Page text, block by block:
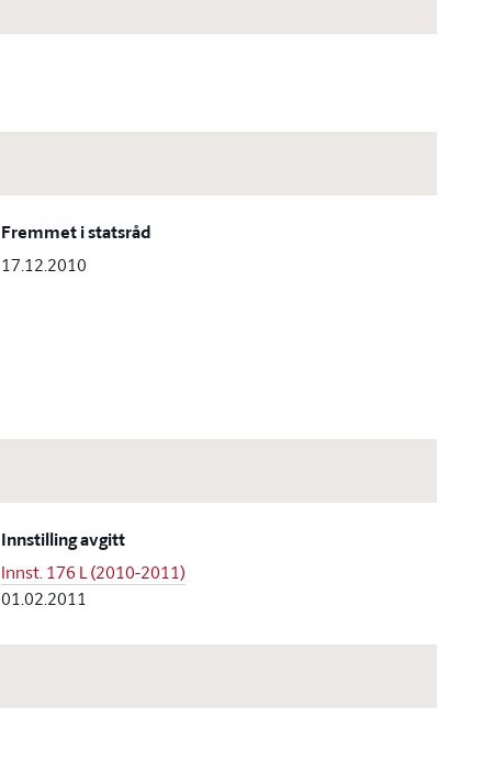
Fremmet i statsråd
17.12.2010
Innstilling avgitt
Innst. 176 L (2010-2011)
01.02.2011